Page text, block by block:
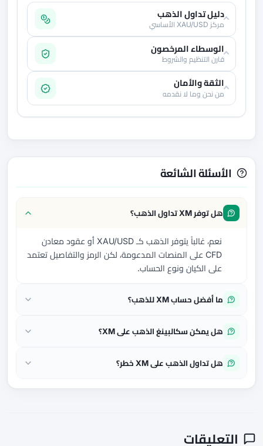
دليل تداول الذهب
مركز XAU/USD الأساسي
الوسطاء المرخصون
قارن التنظيم والشروط
الثقة والأمان
من نحن وما لا نقدمه
الأسئلة الشائعة
هل توفر XM تداول الذهب؟
نعم، غالباً يتوفر الذهب كـ XAU/USD أو عقود معادن
CFD على المنصات المدعومة، لكن الرمز والتفاصيل تعتمد
على الكيان ونوع الحساب.
ما أفضل حساب XM للذهب؟
هل يمكن سكالبينغ الذهب على XM؟
هل تداول الذهب على XM خطر؟
التعليقات